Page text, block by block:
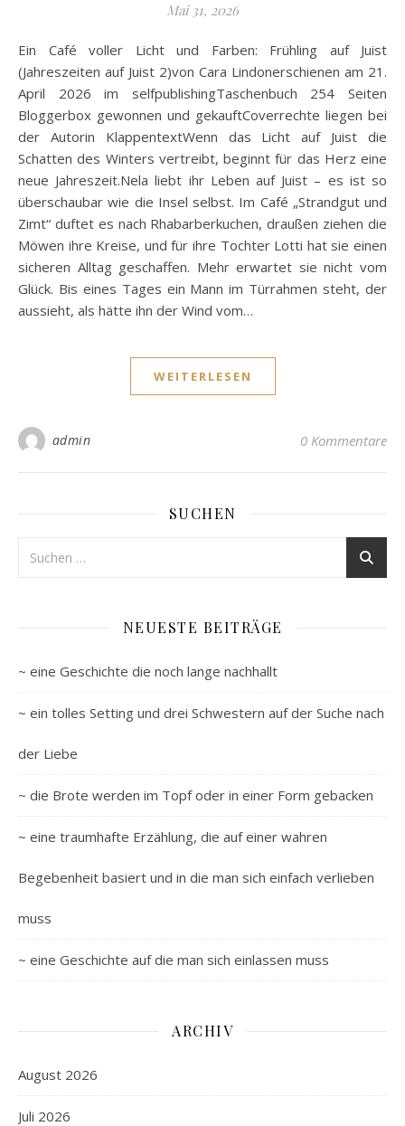
Mai 31, 2026
Ein Café voller Licht und Farben: Frühling auf Juist
(Jahreszeiten auf Juist 2)von Cara Lindonerschienen am 21.
April 2026 im selfpublishingTaschenbuch 254 Seiten
Bloggerbox gewonnen und gekauftCoverrechte liegen bei
der Autorin KlappentextWenn das Licht auf Juist die
Schatten des Winters vertreibt, beginnt für das Herz eine
neue Jahreszeit.Nela liebt ihr Leben auf Juist – es ist so
überschaubar wie die Insel selbst. Im Café „Strandgut und
Zimt“ duftet es nach Rhabarberkuchen, draußen ziehen die
Möwen ihre Kreise, und für ihre Tochter Lotti hat sie einen
sicheren Alltag geschaffen. Mehr erwartet sie nicht vom
Glück. Bis eines Tages ein Mann im Türrahmen steht, der
aussieht, als hätte ihn der Wind vom…
WEITERLESEN
admin 0 Kommentare
SUCHEN
NEUESTE BEITRÄGE
~ eine Geschichte die noch lange nachhallt
~ ein tolles Setting und drei Schwestern auf der Suche nach
der Liebe
~ die Brote werden im Topf oder in einer Form gebacken
~ eine traumhafte Erzählung, die auf einer wahren
Begebenheit basiert und in die man sich einfach verlieben
muss
~ eine Geschichte auf die man sich einlassen muss
ARCHIV
August 2026
Juli 2026